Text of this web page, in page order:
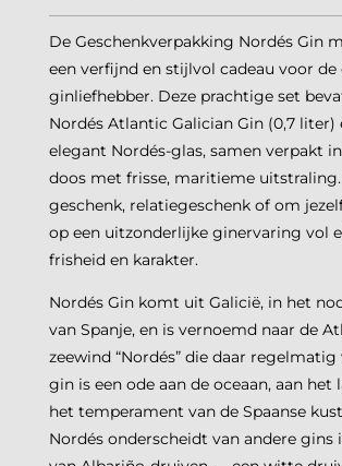
De Geschenkverpakking Nordés Gin
een verfijnd en stijlvol cadeau voor de
ginliefhebber. Deze prachtige set
Nordés Atlantic Galician Gin (0,7 liter)
elegant Nordés-glas, samen verpakt
doos met frisse, maritieme
geschenk, relatiegeschenk of om
op een uitzonderlijke ginervaring vol
frisheid en karakter.
Nordés Gin komt uit Galicië, in het
van Spanje, en is vernoemd naar de
zeewind “Nordés” die daar regelmatig
gin is een ode aan de oceaan, aan het
het temperament van de Spaanse
Nordés onderscheidt van andere gins